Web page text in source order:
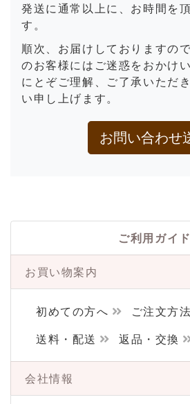
発送に通常以上に、お時間を
す。
順次、お届けしておりますの
のお客様にはご迷惑をおかけ
にとぞご理解、ご了承いただ
い申し上げます。
ご利用ガイド
お買い物案内
初めての方へ ご注文方法
送料・配送
返品・交換
会社情報